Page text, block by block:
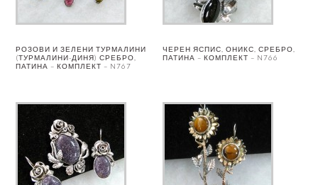
РОЗОВИ И ЗЕЛЕНИ ТУРМАЛИНИ
(ТУРМАЛИНИ-ДИНЯ) СРЕБРО,
ПАТИНА – КОМПЛЕКТ – N767
ЧЕРЕН ЯСПИС, ОНИКС, СРЕБРО,
ПАТИНА – КОМПЛЕКТ – N766